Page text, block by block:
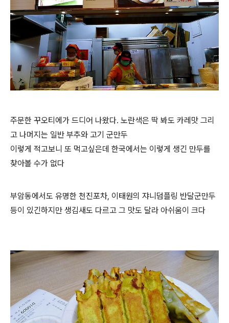
주문한 꾸오티에가 드디어 나왔다. 노란색은 딱 봐도 카레맛 그리
고 나머지는 일반 부추와 고기 군만두
이렇게 적고보니 또 먹고싶은데 한국에서는 이렇게 생긴 만두를
찾아볼 수가 없다
부암동에서도 유명한 천진포차, 이태원의 쟈니덤플링 반달군만두
등이 있긴하지만 생김새도 다르고 그 맛도 달라 아쉬움이 크다